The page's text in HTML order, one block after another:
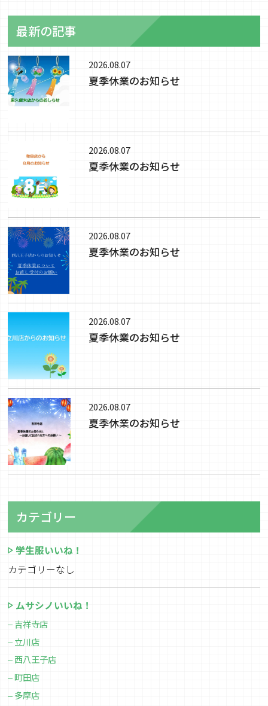
最新の記事
2026.08.07
夏季休業のお知らせ
2026.08.07
夏季休業のお知らせ
2026.08.07
夏季休業のお知らせ
2026.08.07
夏季休業のお知らせ
2026.08.07
夏季休業のお知らせ
カテゴリー
学生服いいね！
カテゴリーなし
ムサシノいいね！
吉祥寺店
立川店
西八王子店
町田店
多摩店